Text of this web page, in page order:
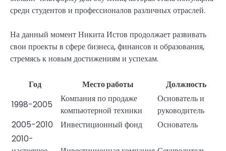
среди студентов и профессионалов различных отраслей.
На данный момент Никита Истов продолжает развивать
свои проекты в сфере бизнеса, финансов и образования,
стремясь к новым достижениям и успехам.
Год Место работы
Должность
1998-2005
Компания по продаже
компьютерной техники
Основатель и
руководитель
2005-2010
Инвестиционный фонд
Основатель
2010-